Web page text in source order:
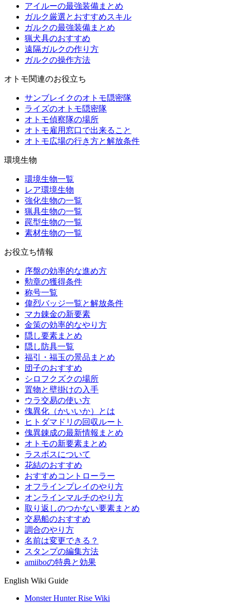
アイルーの最強装備まとめ
ガルク厳選とおすすめスキル
ガルクの最強装備まとめ
猟犬具のおすすめ
遠隔ガルクの作り方
ガルクの操作方法
オトモ関連のお役立ち
サンブレイクのオトモ隠密隊
ライズのオトモ隠密隊
オトモ偵察隊の場所
オトモ雇用窓口で出来ること
オトモ広場の行き方と解放条件
環境生物
環境生物一覧
レア環境生物
強化生物の一覧
猟具生物の一覧
罠型生物の一覧
素材生物の一覧
お役立ち情報
序盤の効率的な進め方
勲章の獲得条件
称号一覧
偉烈バッジ一覧と解放条件
マカ錬金の新要素
金策の効率的なやり方
隠し要素まとめ
隠し防具一覧
福引・福玉の景品まとめ
団子のおすすめ
シロフクズクの場所
置物と壁掛けの入手
ウラ交易の使い方
傀異化（かいいか）とは
ヒトダマドリの回収ルート
傀異錬成の最新情報まとめ
オトモの新要素まとめ
ラスボスについて
花結のおすすめ
おすすめコントローラー
オフラインプレイのやり方
オンラインマルチのやり方
取り返しのつかない要素まとめ
交易船のおすすめ
調合のやり方
名前は変更できる？
スタンプの編集方法
amiiboの特典と効果
English Wiki Guide
Monster Hunter Rise Wiki